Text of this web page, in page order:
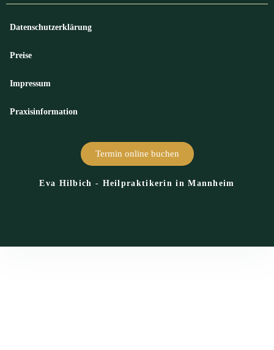
Datenschutzerklärung
Preise
Impressum
Praxisinformation
Termin online buchen
Eva Hilbich - Heilpraktikerin in Mannheim